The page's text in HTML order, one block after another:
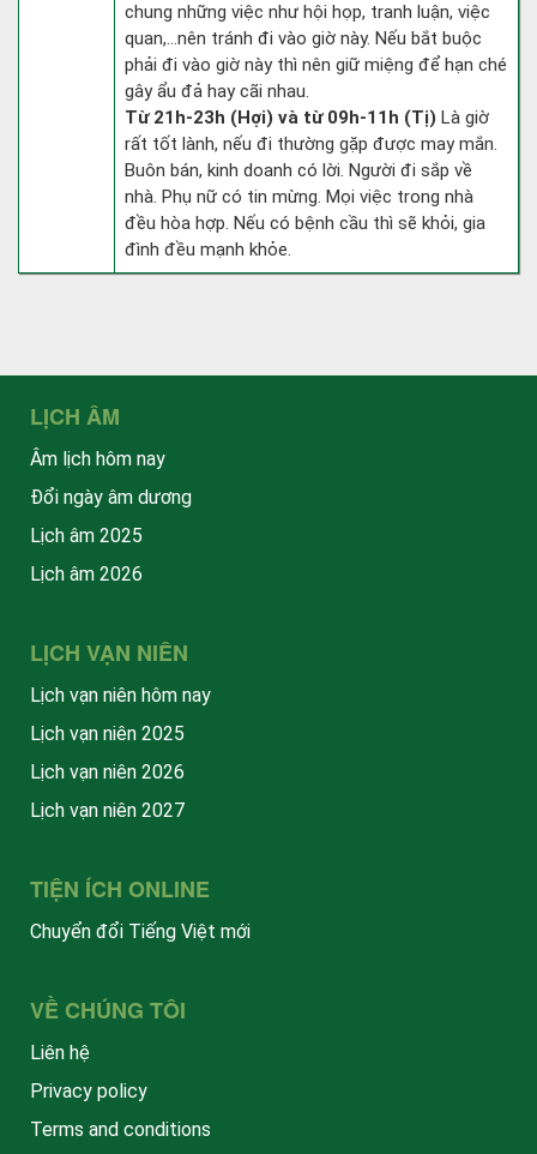
chung những việc như hội họp, tranh luận, việc
quan,…nên tránh đi vào giờ này. Nếu bắt buộc
phải đi vào giờ này thì nên giữ miệng để hạn ché
gây ẩu đả hay cãi nhau.
Từ 21h-23h (Hợi) và từ 09h-11h (Tị) Là giờ
rất tốt lành, nếu đi thường gặp được may mắn.
Buôn bán, kinh doanh có lời. Người đi sắp về
nhà. Phụ nữ có tin mừng. Mọi việc trong nhà
đều hòa hợp. Nếu có bệnh cầu thì sẽ khỏi, gia
đình đều mạnh khỏe.
LỊCH ÂM
Âm lịch hôm nay
Đổi ngày âm dương
Lịch âm 2025
Lịch âm 2026
LỊCH VẠN NIÊN
Lịch vạn niên hôm nay
Lịch vạn niên 2025
Lịch vạn niên 2026
Lịch vạn niên 2027
TIỆN ÍCH ONLINE
Chuyển đổi Tiếng Việt mới
VỀ CHÚNG TÔI
Liên hệ
Privacy policy
Terms and conditions